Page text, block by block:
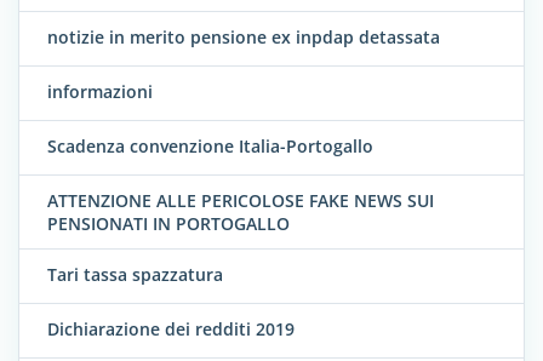
notizie in merito pensione ex inpdap detassata
informazioni
Scadenza convenzione Italia-Portogallo
ATTENZIONE ALLE PERICOLOSE FAKE NEWS SUI
PENSIONATI IN PORTOGALLO
Tari tassa spazzatura
Dichiarazione dei redditi 2019